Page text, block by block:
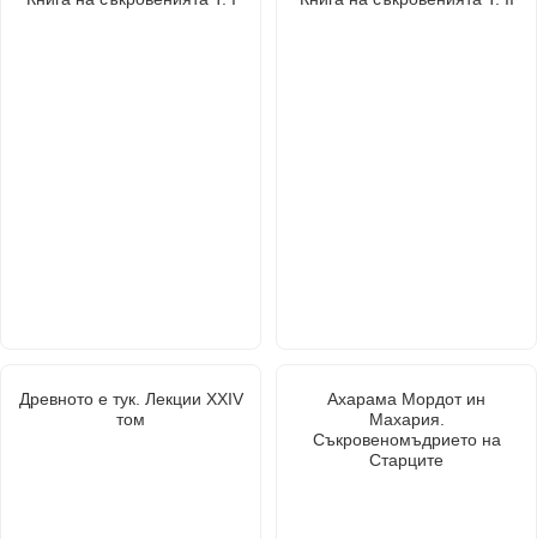
Древното е тук. Лекции XXIV
том
Ахарама Мордот ин
Махария.
Съкровеномъдрието на
Старците